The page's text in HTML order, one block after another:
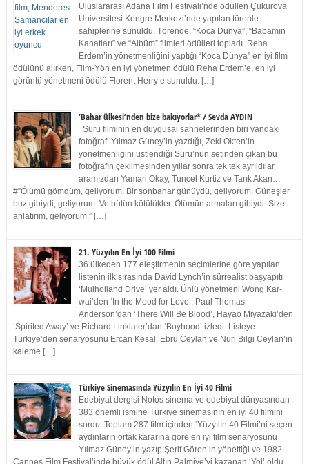
Uluslararası Adana Film Festivali’nde ödüllen Çukurova
Üniversitesi Kongre Merkezi’nde yapılan törenle
sahiplerine sunuldu. Törende, “Koca Dünya”, “Babamın
Kanatları” ve “Albüm” filmleri ödülleri topladı. Reha
Erdem’in yönetmenliğini yaptığı “Koca Dünya” en iyi film
ödülünü alırken, Film-Yön en iyi yönetmen ödülü Reha Erdem’e, en iyi
görüntü yönetmeni ödülü Florent Herry’e sunuldu. […]
‘Bahar ülkesi’nden bize bakıyorlar* / Sevda AYDIN
Sürü filminin en duygusal sahnelerinden biri yandaki
fotoğraf. Yılmaz Güney’in yazdığı, Zeki Ökten’in
yönetmenliğini üstlendiği Sürü’nün setinden çıkan bu
fotoğrafın çekilmesinden yıllar sonra tek tek ayrıldılar
aramızdan Yaman Okay, Tuncel Kurtiz ve Tarık Akan…
#”Ölümü gömdüm, geliyorum. Bir sonbahar günüydü, geliyorum. Güneşler
buz gibiydi, geliyorum. Ve bütün kötülükler. Ölümün armaları gibiydi. Size
anlatırım, geliyorum.” […]
21. Yüzyılın En İyi 100 Filmi
36 ülkeden 177 eleştirmenin seçimlerine göre yapılan
listenin ilk sırasında David Lynch’in sürrealist başyapıtı
‘Mulholland Drive’ yer aldı. Ünlü yönetmeni Wong Kar-
wai’den ‘In the Mood for Love’, Paul Thomas
Anderson’dan ‘There Will Be Blood’, Hayao Miyazaki’den
‘Spirited Away’ ve Richard Linklater’dan ‘Boyhood’ izledi. Listeye
Türkiye’den senaryosunu Ercan Kesal, Ebru Ceylan ve Nuri Bilgi Ceylan’ın
kaleme […]
Türkiye Sinemasında Yüzyılın En İyi 40 Filmi
Edebiyat dergisi Notos sinema ve edebiyat dünyasından
383 önemli ismine Türkiye sinemasının en iyi 40 filmini
sordu. Toplam 287 film içinden ‘Yüzyılın 40 Filmi’ni seçen
aydınların ortak kararına göre en iyi film senaryosunu
Yılmaz Güney’in yazıp Şerif Gören’in yönettiği ve 1982
Cannes Film Festival’inde büyük ödül Altın Palmiye’yi kazanan ‘Yol’ oldu.